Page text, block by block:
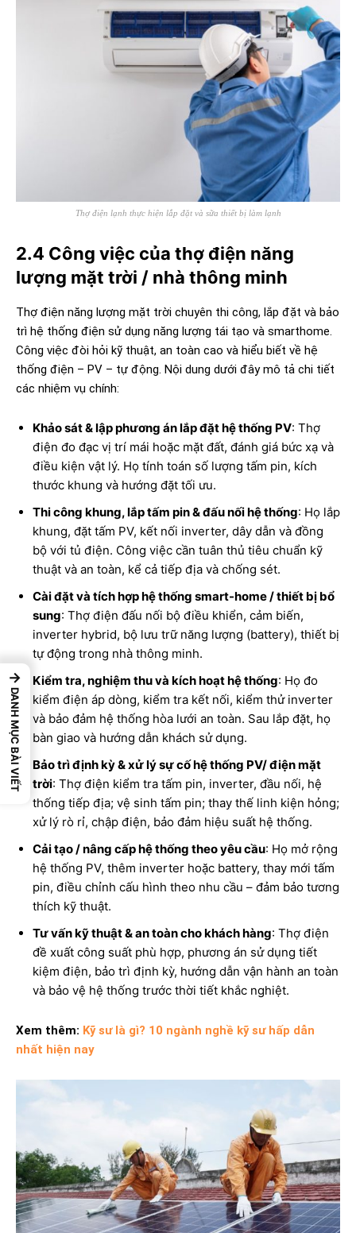
Thợ điện lạnh thực hiện lắp đặt và sữa thiết bị làm lạnh
2.4 Công việc của thợ điện năng
lượng mặt trời / nhà thông minh
Thợ điện năng lượng mặt trời chuyên thi công, lắp đặt và bảo
trì hệ thống điện sử dụng năng lượng tái tạo và smarthome.
Công việc đòi hỏi kỹ thuật, an toàn cao và hiểu biết về hệ
thống điện – PV – tự động. Nội dung dưới đây mô tả chi tiết
các nhiệm vụ chính:
Khảo sát & lập phương án lắp đặt hệ thống PV: Thợ
điện đo đạc vị trí mái hoặc mặt đất, đánh giá bức xạ và
điều kiện vật lý. Họ tính toán số lượng tấm pin, kích
thước khung và hướng đặt tối ưu.
Thi công khung, lắp tấm pin & đấu nối hệ thống: Họ lắp
khung, đặt tấm PV, kết nối inverter, dây dẫn và đồng
bộ với tủ điện. Công việc cần tuân thủ tiêu chuẩn kỹ
thuật và an toàn, kể cả tiếp địa và chống sét.
Cài đặt và tích hợp hệ thống smart-home / thiết bị bổ
sung: Thợ điện đấu nối bộ điều khiển, cảm biến,
inverter hybrid, bộ lưu trữ năng lượng (battery), thiết bị
tự động trong nhà thông minh.
Kiểm tra, nghiệm thu và kích hoạt hệ thống: Họ đo
kiểm điện áp dòng, kiểm tra kết nối, kiểm thử inverter
và bảo đảm hệ thống hòa lưới an toàn. Sau lắp đặt, họ
bàn giao và hướng dẫn khách sử dụng.
Bảo trì định kỳ & xử lý sự cố hệ thống PV/ điện mặt
trời: Thợ điện kiểm tra tấm pin, inverter, đầu nối, hệ
thống tiếp địa; vệ sinh tấm pin; thay thế linh kiện hỏng;
xử lý rò rỉ, chập điện, bảo đảm hiệu suất hệ thống.
Cải tạo / nâng cấp hệ thống theo yêu cầu: Họ mở rộng
hệ thống PV, thêm inverter hoặc battery, thay mới tấm
pin, điều chỉnh cấu hình theo nhu cầu – đảm bảo tương
thích kỹ thuật.
Tư vấn kỹ thuật & an toàn cho khách hàng: Thợ điện
đề xuất công suất phù hợp, phương án sử dụng tiết
kiệm điện, bảo trì định kỳ, hướng dẫn vận hành an toàn
và bảo vệ hệ thống trước thời tiết khắc nghiệt.
Xem thêm: Kỹ sư là gì? 10 ngành nghề kỹ sư hấp dẫn
nhất hiện nay
→
DANH MỤC BÀI VIẾT